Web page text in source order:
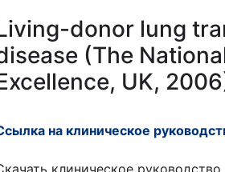
donor lung
(The
UK,
на клиническое
клиническое